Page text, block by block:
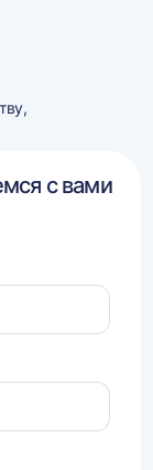
с вами